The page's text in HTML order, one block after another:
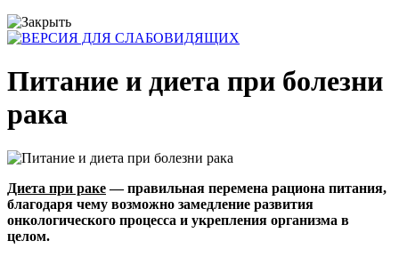
Питание и диета при болезни
рака
Диета при раке— правильная перемена рациона питания,
благодаря чему возможно замедление развития
онкологического процесса и укрепления организма в
целом.